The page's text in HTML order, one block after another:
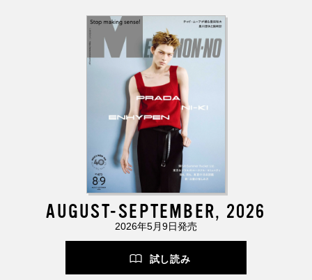
AUGUST-SEPTEMBER, 2026
2026年5月9日発売
試し読み